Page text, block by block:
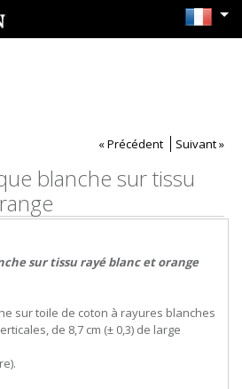
« Précédent Suivant »
blanche sur tissu
sur tissu rayé blanc et orange
sur toile de coton à rayures blanches
de 8,7 cm (± 0,3) de large